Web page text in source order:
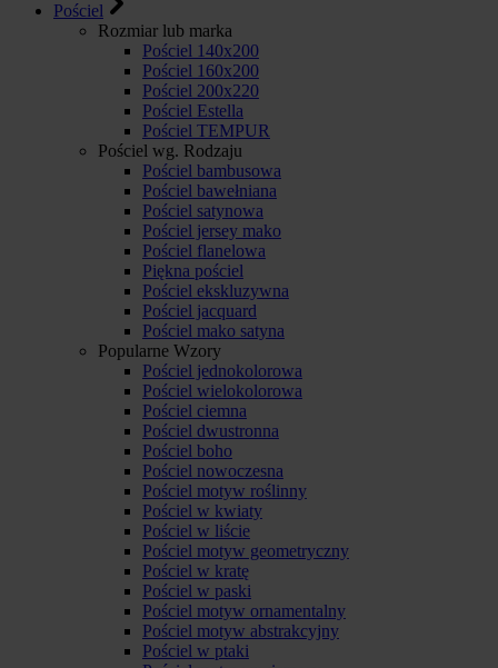
Pościel
Rozmiar lub marka
Pościel 140x200
Pościel 160x200
Pościel 200x220
Pościel Estella
Pościel TEMPUR
Pościel wg. Rodzaju
Pościel bambusowa
Pościel bawełniana
Pościel satynowa
Pościel jersey mako
Pościel flanelowa
Piękna pościel
Pościel ekskluzywna
Pościel jacquard
Pościel mako satyna
Popularne Wzory
Pościel jednokolorowa
Pościel wielokolorowa
Pościel ciemna
Pościel dwustronna
Pościel boho
Pościel nowoczesna
Pościel motyw roślinny
Pościel w kwiaty
Pościel w liście
Pościel motyw geometryczny
Pościel w kratę
Pościel w paski
Pościel motyw ornamentalny
Pościel motyw abstrakcyjny
Pościel w ptaki